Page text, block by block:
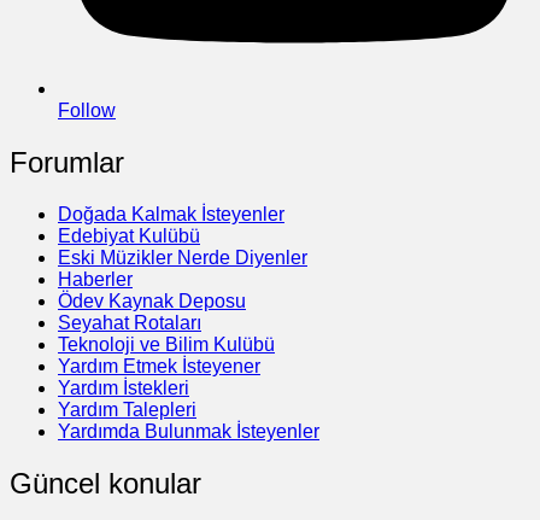
Follow
Forumlar
Doğada Kalmak İsteyenler
Edebiyat Kulübü
Eski Müzikler Nerde Diyenler
Haberler
Ödev Kaynak Deposu
Seyahat Rotaları
Teknoloji ve Bilim Kulübü
Yardım Etmek İsteyener
Yardım İstekleri
Yardım Talepleri
Yardımda Bulunmak İsteyenler
Güncel konular